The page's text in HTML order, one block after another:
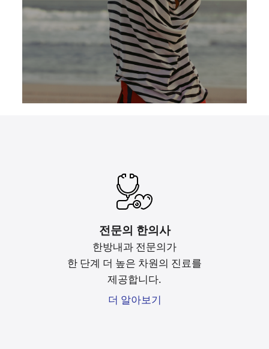
전문의 한의사
한방내과 전문의가
한 단계 더 높은 차원의 진료를
제공합니다.
더 알아보기